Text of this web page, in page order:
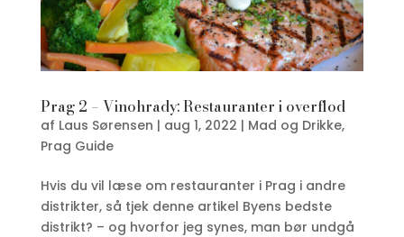
Prag 2 – Vinohrady: Restauranter i overflod
af Laus Sørensen | aug 1, 2022 | Mad og Drikke,
Prag Guide
Hvis du vil læse om restauranter i Prag i andre
distrikter, så tjek denne artikel Byens bedste
distrikt? – og hvorfor jeg synes, man bør undgå